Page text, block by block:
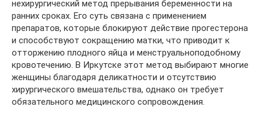
нехирургический метод прерывания беременности на
ранних сроках. Его суть связана с применением
препаратов, которые блокируют действие прогестерона
и способствуют сокращению матки, что приводит к
отторжению плодного яйца и менструальноподобному
кровотечению. В Иркутске этот метод выбирают многие
женщины благодаря деликатности и отсутствию
хирургического вмешательства, однако он требует
обязательного медицинского сопровождения.